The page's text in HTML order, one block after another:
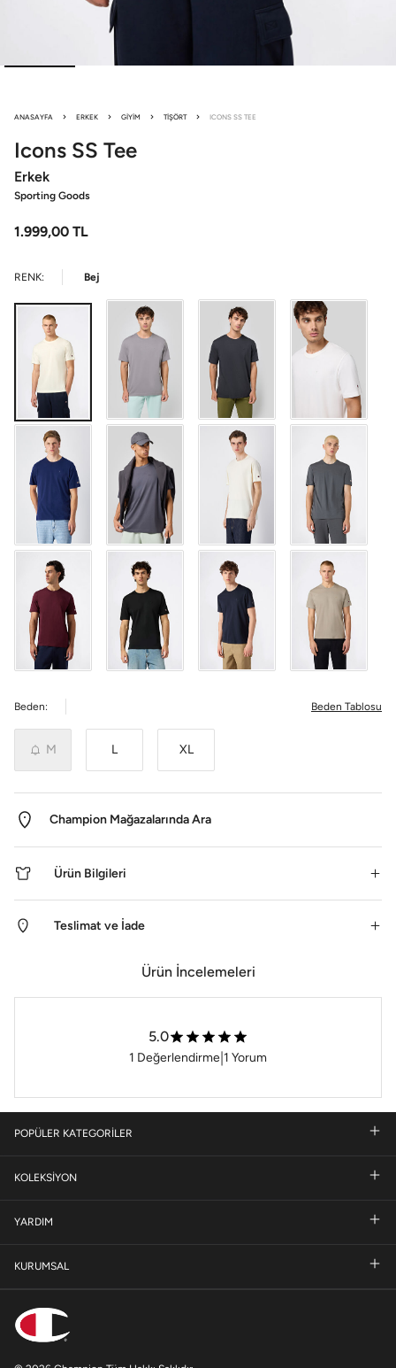
ANASAYFA ERKEK GIYIM TIŞÖRT ICONS SS TEE
Icons SS Tee
Erkek
Sporting Goods
1.999,00 TL
RENK: Bej
Beden: Beden Tablosu
M L XL
Champion Mağazalarında Ara
Ürün Bilgileri
Teslimat ve İade
Ürün İncelemeleri
5.0
1 Değerlendirme|1 Yorum
POPÜLER KATEGORİLER
KOLEKSİYON
YARDIM
KURUMSAL